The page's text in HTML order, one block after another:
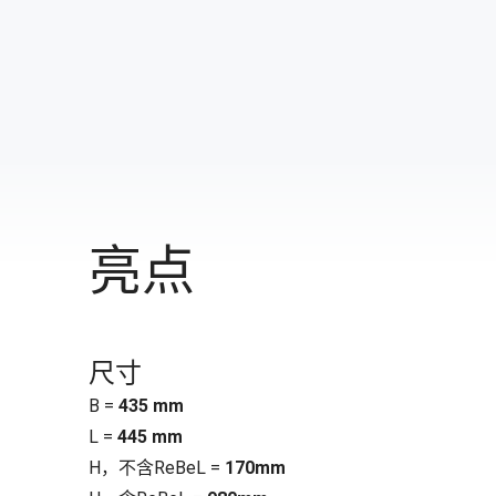
亮点
尺寸
B = 435 mm
L = 445 mm
H，不含ReBeL = 170mm